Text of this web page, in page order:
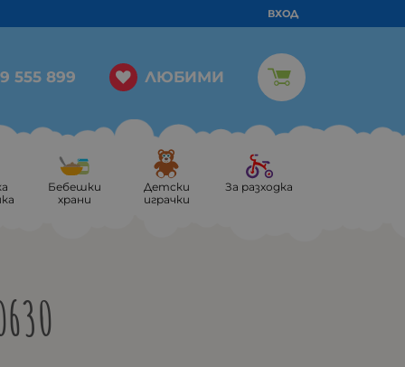
ВХОД
555 899 ЛЮБИМИ
Бебешки
храни
Детски
играчки
За разходка